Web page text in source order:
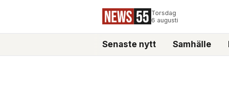
Torsdag
6 augusti
Senaste nytt Samhälle